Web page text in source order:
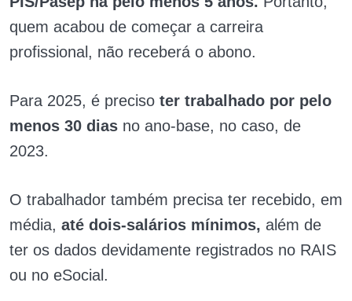
quem acabou de começar a carreira
profissional, não receberá o abono.
Para 2025, é preciso ter trabalhado por pelo
menos 30 dias no ano-base, no caso, de
2023.
O trabalhador também precisa ter recebido, em
média, até dois-salários mínimos, além de
ter os dados devidamente registrados no RAIS
ou no eSocial.